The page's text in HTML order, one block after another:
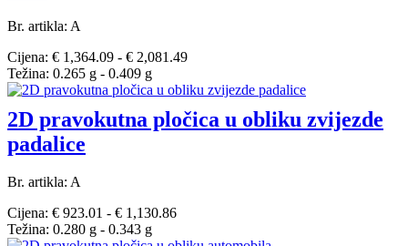
Br. artikla: A
Cijena: € 1,364.09 - € 2,081.49
Težina: 0.265 g - 0.409 g
2D pravokutna pločica u obliku zvijezde
padalice
Br. artikla: A
Cijena: € 923.01 - € 1,130.86
Težina: 0.280 g - 0.343 g